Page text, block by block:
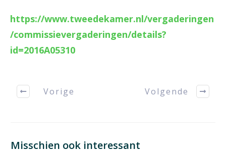
https://www.tweedekamer.nl/vergaderingen
/commissievergaderingen/details?
id=2016A05310
Vorige Volgende
Misschien ook interessant